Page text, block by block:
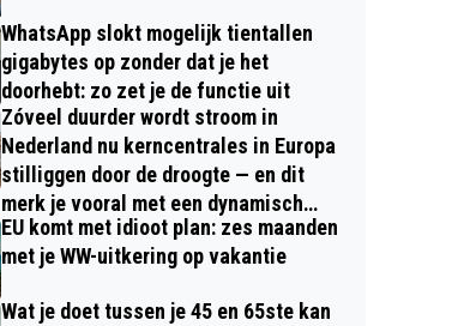
WhatsApp slokt mogelijk tientallen
gigabytes op zonder dat je het
doorhebt: zo zet je de functie uit
Zóveel duurder wordt stroom in
Nederland nu kerncentrales in Europa
stilliggen door de droogte — en dit
merk je vooral met een dynamisch
contract
EU komt met idioot plan: zes maanden
met je WW-uitkering op vakantie
Wat je doet tussen je 45 en 65ste kan